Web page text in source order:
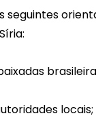
seguintes
locais;